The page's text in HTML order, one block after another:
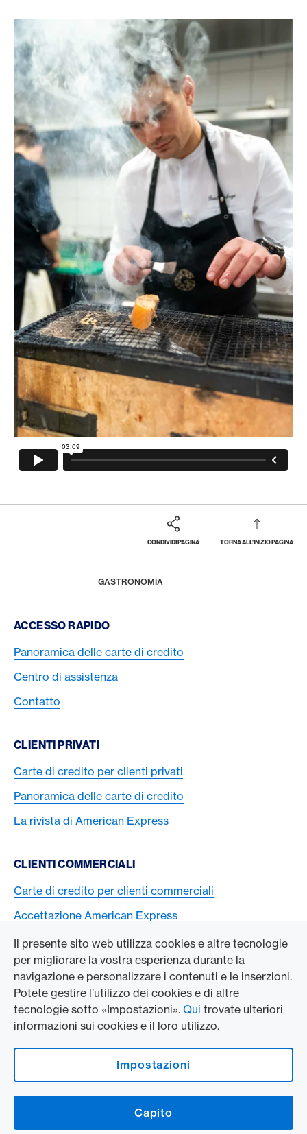
Il presente sito web utilizza cookies e altre tecnologie
per migliorare la vostra esperienza durante la
navigazione e personalizzare i contenuti e le inserzioni.
Potete gestire l’utilizzo dei cookies e di altre
tecnologie sotto «Impostazioni». Qui trovate ulteriori
informazioni sui cookies e il loro utilizzo.
Impostazioni
Capito
CONDIVIDI PAGINA TORNA ALL'INIZIO PAGINA
GASTRONOMIA
Footer Navigation
ACCESSO RAPIDO
Panoramica delle carte di credito
Centro di assistenza
Contatto
CLIENTI PRIVATI
Carte di credito per clienti privati
Panoramica delle carte di credito
La rivista di American Express
CLIENTI COMMERCIALI
Carte di credito per clienti commerciali
Accettazione American Express
L’AZIENDA
Swisscard AECS GmbH
American Express Globale
Contact & Social channels
American Express on Facebook
American Express Switzerland on Instagram
American Express Cards, issued by Swisscard AECS GmbH, Neugasse 18, 8810
Horgen | Copyright © 2026
Condizioni e note legali|Protezione dei dati|Impostazioni dei cookie